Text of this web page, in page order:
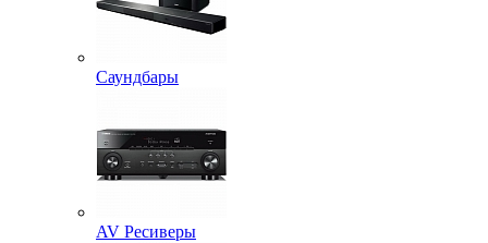
Саундбары
AV Ресиверы